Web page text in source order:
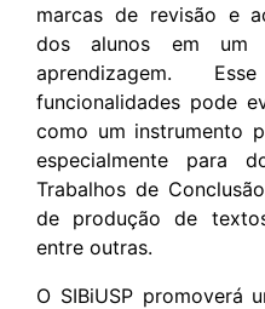
marcas de revisão e
dos alunos em um
aprendizagem.
funcionalidades pode
como um instrumento
especialmente para
Trabalhos de
de produção de
entre outras.
O SIBiUSP promoverá